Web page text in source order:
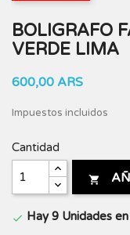
BOLIGRAFO
VERDE LIMA
600,00 ARS
Impuestos incluidos
Cantidad

 Hay 9 Unidades